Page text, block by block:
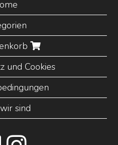
und Cookies
sind